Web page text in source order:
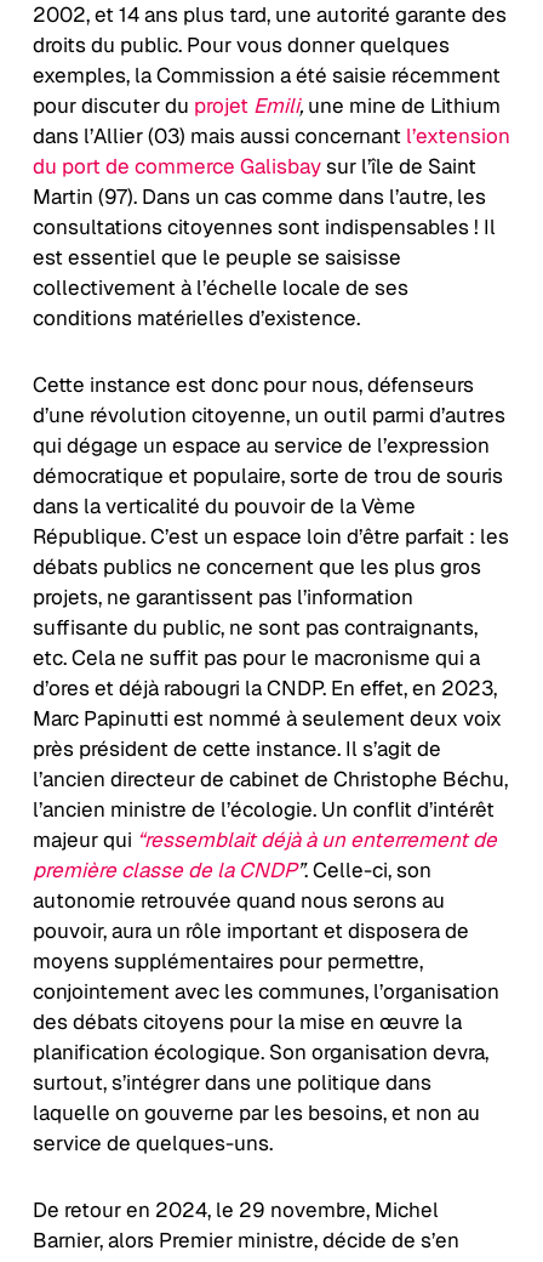
2002, et 14 ans plus tard, une autorité garante des
droits du public. Pour vous donner quelques
exemples, la Commission a été saisie récemment
pour discuter du projet Emili, une mine de Lithium
dans l’Allier (03) mais aussi concernant l’extension
du port de commerce Galisbaysur l’île de Saint
Martin (97). Dans un cas comme dans l’autre, les
consultations citoyennes sont indispensables ! Il
est essentiel que le peuple se saisisse
collectivement à l’échelle locale de ses
conditions matérielles d’existence.
Cette instance est donc pour nous, défenseurs
d’une révolution citoyenne, un outil parmi d’autres
qui dégage un espace au service de l’expression
démocratique et populaire, sorte de trou de souris
dans la verticalité du pouvoir de la Vème
République. C’est un espace loin d’être parfait : les
débats publics ne concernent que les plus gros
projets, ne garantissent pas l’information
suffisante du public, ne sont pas contraignants,
etc. Cela ne suffit pas pour le macronisme qui a
d’ores et déjà rabougri la CNDP. En effet, en 2023,
Marc Papinutti est nommé à seulement deux voix
près président de cette instance. Il s’agit de
l’ancien directeur de cabinet de Christophe Béchu,
l’ancien ministre de l’écologie. Un conflit d’intérêt
majeur qui “ressemblait déjà à un enterrement de
première classe de la CNDP”. Celle-ci, son
autonomie retrouvée quand nous serons au
pouvoir, aura un rôle important et disposera de
moyens supplémentaires pour permettre,
conjointement avec les communes, l’organisation
des débats citoyens pour la mise en œuvre la
planification écologique. Son organisation devra,
surtout, s’intégrer dans une politique dans
laquelle on gouverne par les besoins, et non au
service de quelques-uns.
De retour en 2024, le 29 novembre, Michel
Barnier, alors Premier ministre, décide de s’en